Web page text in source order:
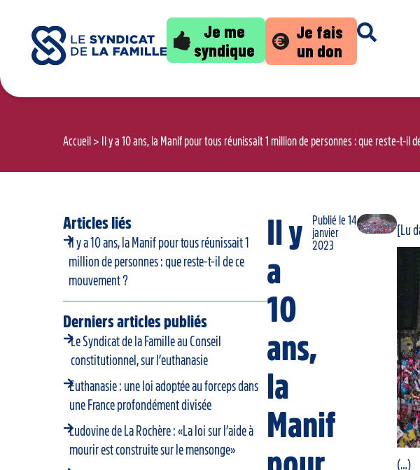
Je me
syndique
Je fais
un don
Accueil > Il y a 10 ans, la Manif pour tous réunissait 1 million de personnes : que reste-t-il
Articles liés
Il y a 10 ans, la Manif pour tous réunissait 1
million de personnes : que reste-t-il de ce
mouvement ?
Derniers articles publiés
Le Syndicat de la Famille au Conseil
constitutionnel, sur l’euthanasie
Euthanasie : une loi adoptée au forceps dans
une France profondément divisée
Ludovine de La Rochère : «La loi sur l’aide à
mourir est construite sur le mensonge»
Il y
a
10
ans,
la
Manif
Publié le 14
janvier
2023
[Lu
(…)